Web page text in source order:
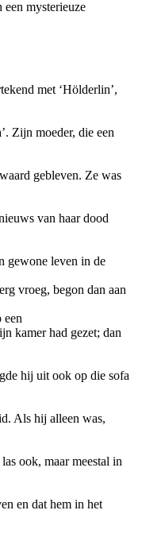
mysterieuze
met ‘Hölderlin’,
Zijn moeder, die een
gebleven. Ze was
van haar dood
gewone leven in de
vroeg, begon dan aan
een
kamer had gezet; dan
hij uit ook op die sofa
Als hij alleen was,
ook, maar meestal in
en dat hem in het